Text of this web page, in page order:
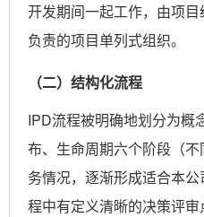
开发期间一起工作，由项
负责的项目单列式组织。
（二）结构化流程
IPD流程被明确地划分为概
布、生命周期六个阶段（
务情况，逐渐形成适合本
程中有定义清晰的决策评